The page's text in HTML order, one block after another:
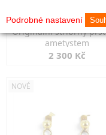
Originální stříbrný
ametystem
2 300 Kč
NOVÉ
Podrobné nastavení